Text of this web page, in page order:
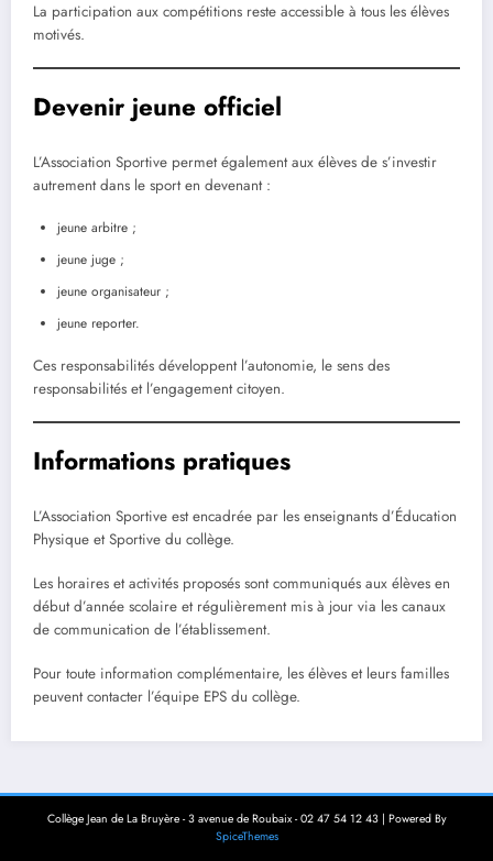
La participation aux compétitions reste accessible à tous les élèves
motivés.
Devenir jeune officiel
L’Association Sportive permet également aux élèves de s’investir
autrement dans le sport en devenant :
jeune arbitre ;
jeune juge ;
jeune organisateur ;
jeune reporter.
Ces responsabilités développent l’autonomie, le sens des
responsabilités et l’engagement citoyen.
Informations pratiques
L’Association Sportive est encadrée par les enseignants d’Éducation
Physique et Sportive du collège.
Les horaires et activités proposés sont communiqués aux élèves en
début d’année scolaire et régulièrement mis à jour via les canaux
de communication de l’établissement.
Pour toute information complémentaire, les élèves et leurs familles
peuvent contacter l’équipe EPS du collège.
Collège Jean de La Bruyère - 3 avenue de Roubaix - 02 47 54 12 43 | Powered By
SpiceThemes